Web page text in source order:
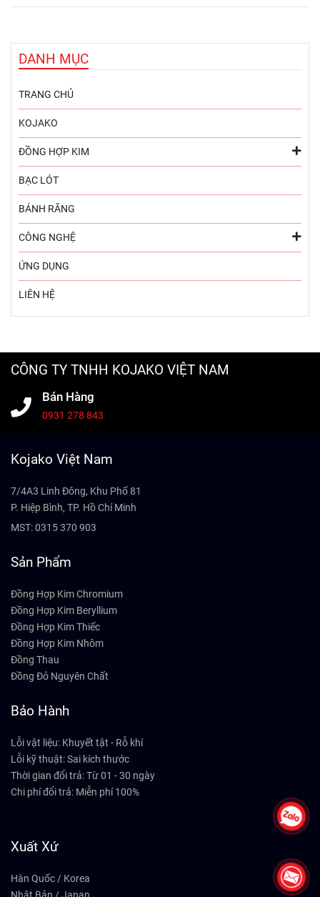
DANH MỤC
TRANG CHỦ
KOJAKO
ĐỒNG HỢP KIM
BẠC LÓT
BÁNH RĂNG
CÔNG NGHỆ
ỨNG DỤNG
LIÊN HỆ
CÔNG TY TNHH KOJAKO VIỆT NAM
Bán Hàng
0931 278 843
Kojako Việt Nam
7/4A3 Linh Đông, Khu Phố 81
P. Hiệp Bình, TP. Hồ Chí Minh
MST: 0315 370 903
Sản Phẩm
Đồng Hợp Kim Chromium
Đồng Hợp Kim Beryllium
Đồng Hợp Kim Thiếc
Đồng Hợp Kim Nhôm
Đồng Thau
Đồng Đỏ Nguyên Chất
Bảo Hành
Lỗi vật liệu: Khuyết tật - Rỗ khí
Lỗi kỹ thuật: Sai kích thước
Thời gian đổi trả: Từ 01 - 30 ngày
Chi phí đổi trả: Miễn phí 100%
Xuất Xứ
Hàn Quốc / Korea